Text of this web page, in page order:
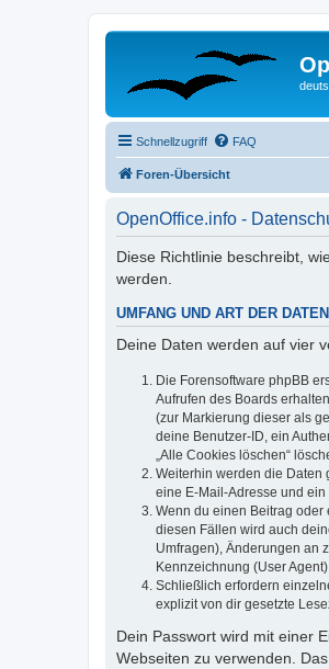
Schnellzugriff FAQ
Foren-Übersicht
OpenOffice.info -
Diese Richtlinie beschreibt,
werden.
UMFANG UND ART DER
Deine Daten werden auf vier
Die Forensoftware phpBB
Aufrufen des Boards
(zur Markierung dieser als
deine Benutzer-ID, ein
„Alle Cookies löschen“
Weiterhin werden die Daten
eine E-Mail-Adresse und
Wenn du einen Beitrag
diesen Fällen wird auch
Umfragen), Änderungen an
Kennzeichnung (User
Schließlich erfordern
explizit von dir gesetzte
Dein Passwort wird mit einer
Webseiten zu verwenden.